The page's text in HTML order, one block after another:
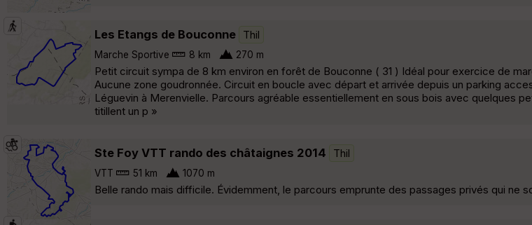
Les Etangs de Bouconne Thil
Marche Sportive 8 km 270 m
Petit circuit sympa de 8 km environ en forêt de Bouconne ( 31 ) Idéal pour exercice de
Aucune zone goudronnée. Circuit en boucle avec départ et arrivée depuis un parking
Léguevin à Merenvielle. Parcours agréable essentiellement en sous bois avec quelques
titillent un p »
Ste Foy VTT rando des châtaignes 2014 Thil
VTT 51 km 1070 m
Belle rando mais difficile. Évidemment, le parcours emprunte des passages privés qui ne